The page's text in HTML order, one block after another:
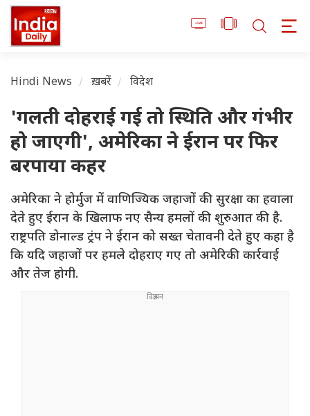
Hindi News ख़बरें विदेश
'गलती दोहराई गई तो स्थिति और गंभीर
हो जाएगी', अमेरिका ने ईरान पर फिर
बरपाया कहर
अमेरिका ने होर्मुज में वाणिज्यिक जहाजों की सुरक्षा का हवाला
देते हुए ईरान के खिलाफ नए सैन्य हमलों की शुरुआत की है.
राष्ट्रपति डोनाल्ड ट्रंप ने ईरान को सख्त चेतावनी देते हुए कहा है
कि यदि जहाजों पर हमले दोहराए गए तो अमेरिकी कार्रवाई
और तेज होगी.